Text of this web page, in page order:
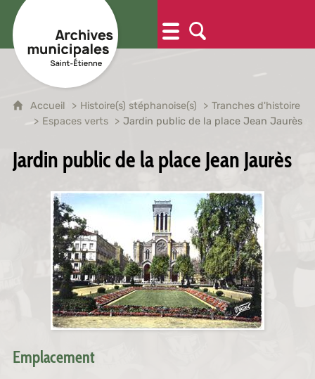
Accueil Histoire(s) stéphanoise(s)
Tranches d'histoire
Espaces verts
Jardin public de la place Jean Jaurès
Jardin public de la place Jean Jaurès
Emplacement